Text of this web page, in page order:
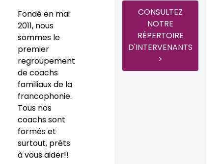
Fondé en mai
2011, nous
sommes le
premier
regroupement
de coachs
familiaux de la
francophonie.
Tous nos
coachs sont
formés et
surtout, prêts
à vous aider!!
CONSULTEZ
NOTRE
RÉPERTOIRE
D'INTERVENANTS
>